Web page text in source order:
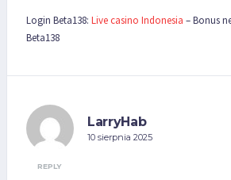
Login Beta138: Live casino Indonesia – Bonus
Beta138
LarryHab
10 sierpnia 2025
REPLY